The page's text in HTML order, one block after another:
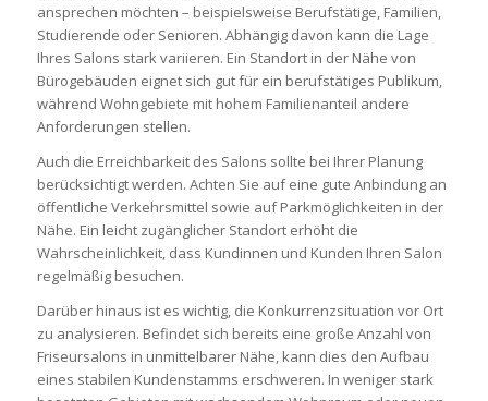
ansprechen möchten – beispielsweise Berufstätige, Familien,
Studierende oder Senioren. Abhängig davon kann die Lage
Ihres Salons stark variieren. Ein Standort in der Nähe von
Bürogebäuden eignet sich gut für ein berufstätiges Publikum,
während Wohngebiete mit hohem Familienanteil andere
Anforderungen stellen.
Auch die Erreichbarkeit des Salons sollte bei Ihrer Planung
berücksichtigt werden. Achten Sie auf eine gute Anbindung an
öffentliche Verkehrsmittel sowie auf Parkmöglichkeiten in der
Nähe. Ein leicht zugänglicher Standort erhöht die
Wahrscheinlichkeit, dass Kundinnen und Kunden Ihren Salon
regelmäßig besuchen.
Darüber hinaus ist es wichtig, die Konkurrenzsituation vor Ort
zu analysieren. Befindet sich bereits eine große Anzahl von
Friseursalons in unmittelbarer Nähe, kann dies den Aufbau
eines stabilen Kundenstamms erschweren. In weniger stark